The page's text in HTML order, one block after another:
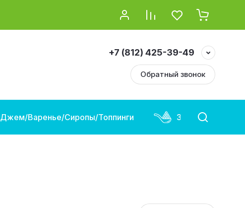
+7 (812) 425-39-49
Обратный звонок
Джем/Варенье/Сиропы/Топпинги Замороженная